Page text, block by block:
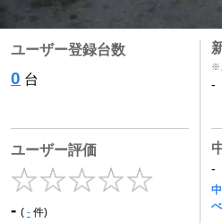
ユーザー登録台数
0 台
ユーザー評価
- ( - 件)
※
-
-